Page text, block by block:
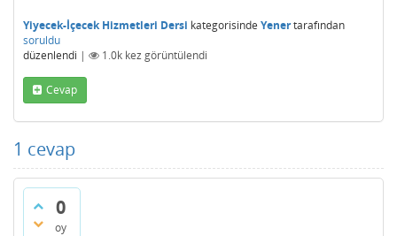
Yiyecek-İçecek Hizmetleri Dersi kategorisinde Yenertarafından
soruldu
düzenlendi | 1.0k kez görüntülendi
Cevap
1 cevap
0
oy